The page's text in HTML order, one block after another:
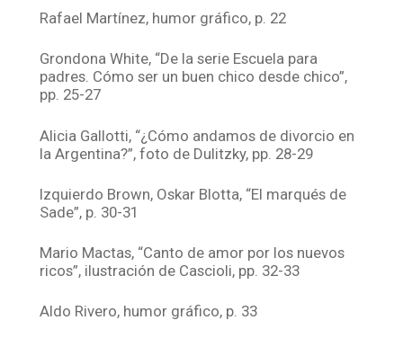
Rafael Martínez, humor gráfico, p. 22
Grondona White, “De la serie Escuela para
padres. Cómo ser un buen chico desde chico”,
pp. 25-27
Alicia Gallotti, “¿Cómo andamos de divorcio en
la Argentina?”, foto de Dulitzky, pp. 28-29
Izquierdo Brown, Oskar Blotta, “El marqués de
Sade”, p. 30-31
Mario Mactas, “Canto de amor por los nuevos
ricos”, ilustración de Cascioli, pp. 32-33
Aldo Rivero, humor gráfico, p. 33